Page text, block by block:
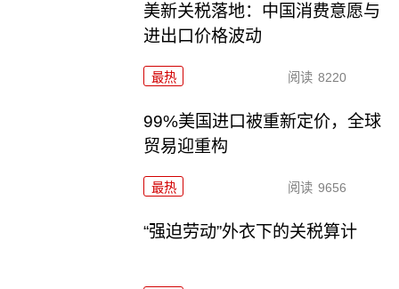
美新关税落地：中国消费意愿与
进出口价格波动
最热 阅读 8220
99%美国进口被重新定价，全球
贸易迎重构
最热 阅读 9656
“强迫劳动”外衣下的关税算计